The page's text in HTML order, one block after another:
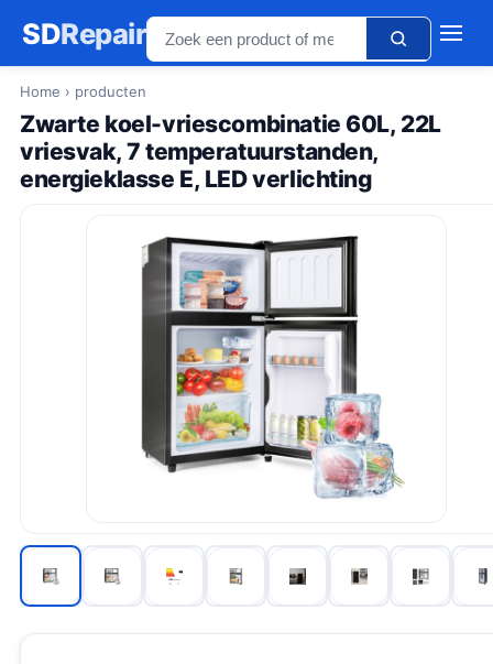
SDRepair
Home › producten
Zwarte koel-vriescombinatie 60L, 22L
vriesvak, 7 temperatuurstanden,
energieklasse E, LED verlichting